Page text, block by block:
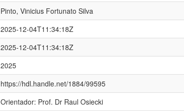
Pinto, Vinicius Fortunato Silva
2025-12-04T11:34:18Z
2025-12-04T11:34:18Z
2025
https://hdl.handle.net/1884/99595
Orientador: Prof. Dr Raul Osiecki